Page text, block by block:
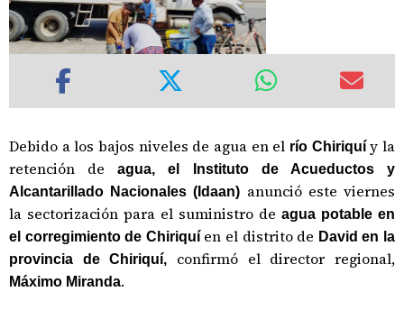
Debido a los bajos niveles de agua en el río Chiriquíy la
retención deagua, el Instituto de Acueductos y
Alcantarillado Nacionales (Idaan) anunció este viernes
la sectorización para el suministro de agua potable en
el corregimiento de Chiriquí en el distrito de David en la
provincia de Chiriquí, confirmó el director regional,
Máximo Miranda.